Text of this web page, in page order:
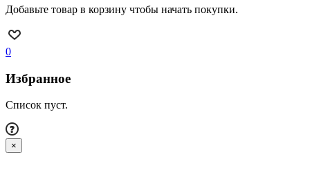
Добавьте товар в корзину чтобы начать покупки.
0
Избранное
Список пуст.
×